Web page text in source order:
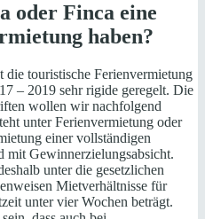
oder Finca eine
haben?
die touristische Ferienvermietung
– 2019 sehr rigide geregelt. Die
wollen wir nachfolgend
unter Ferienvermietung oder
einer vollständigen
mit Gewinnerzielungsabsicht.
unter die gesetzlichen
Mietverhältnisse für
unter vier Wochen beträgt.